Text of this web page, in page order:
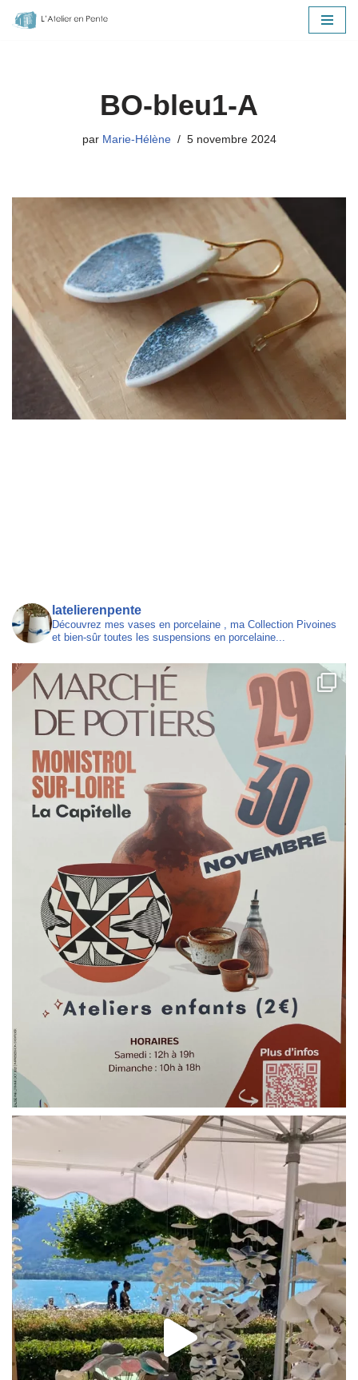
BO-bleu1-A
par Marie-Hélène 5 novembre 2024
latelierenpente
Découvrez mes vases en porcelaine , ma Collection Pivoines
et bien-sûr toutes les suspensions en porcelaine...